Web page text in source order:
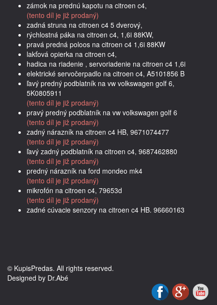
zámok na prednú kapotu na citroen c4,
(tento díl je již prodaný)
zadná struna na citroen c4 5 dverový,
rýchlostná páka na citroen c4, 1,6i 88KW,
pravá predná poloos na citroen c4 1,6i 88KW
lakťová opierka na citroen c4,
hadica na riadenie , servoriadenie na citroen c4 1,6i
elektrické servočerpadlo na citroen c4, A5101856 B
ľavý predný podblatník na vw volkswagen golf 6,
5K0805911
(tento díl je již prodaný)
pravý predný podblatník na vw volkswagen golf 6
(tento díl je již prodaný)
zadný nárazník na citroen c4 HB, 9671074477
(tento díl je již prodaný)
ľavý zadný podblatník na citroen c4, 9687462880
(tento díl je již prodaný)
predný nárazník na ford mondeo mk4
(tento díl je již prodaný)
mikrofón na citroen c4, 79653d
(tento díl je již prodaný)
zadné cúvacie senzory na citroen c4 HB. 96660163
© KupisPredas. All rights reserved.
Designed by Dr.Abé